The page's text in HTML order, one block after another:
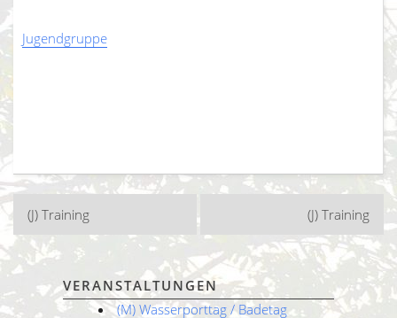
Jugendgruppe
Beitragsnavigation
(J) Training (J) Training
VERANSTALTUNGEN
(M) Wasserporttag / Badetag